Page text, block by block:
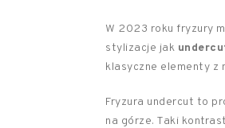
W 2023 roku fryzury
stylizacje jak
klasyczne elementy z
Fryzura undercut to
na górze. Taki